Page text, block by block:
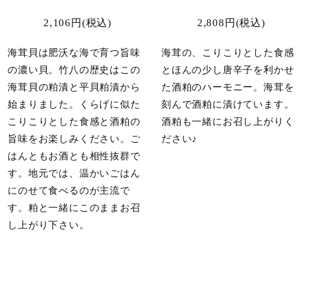
2,106円(税込)
海茸貝は肥沃な海で育つ旨味
の濃い貝。竹八の歴史はこの
海茸貝の粕漬と平貝粕漬から
始まりました。くらげに似た
こりこりとした食感と酒粕の
旨味をお楽しみください。ご
はんともお酒とも相性抜群で
す。地元では、温かいごはん
にのせて食べるのが主流で
す。粕と一緒にこのままお召
し上がり下さい。
2,808円(税込)
海茸の、こりこりとした食感
とほんの少し唐辛子を利かせ
た酒粕のハーモニー。海茸を
刻んで酒粕に漬けています。
酒粕も一緒にお召し上がりく
ださい♪